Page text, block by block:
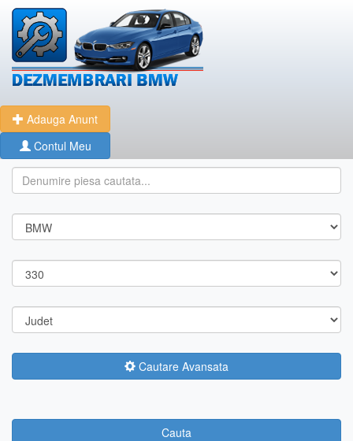
Adauga Anunt
Contul Meu
Cautare Avansata
Cauta